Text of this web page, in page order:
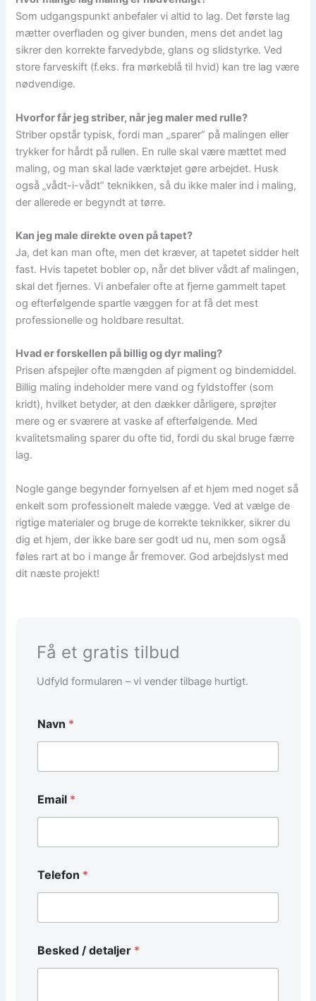
Som udgangspunkt anbefaler vi altid to lag. Det første lag
mætter overfladen og giver bunden, mens det andet lag
sikrer den korrekte farvedybde, glans og slidstyrke. Ved
store farveskift (f.eks. fra mørkeblå til hvid) kan tre lag være
nødvendige.
Hvorfor får jeg striber, når jeg maler med rulle?
Striber opstår typisk, fordi man „sparer” på malingen eller
trykker for hårdt på rullen. En rulle skal være mættet med
maling, og man skal lade værktøjet gøre arbejdet. Husk
også „vådt-i-vådt” teknikken, så du ikke maler ind i maling,
der allerede er begyndt at tørre.
Kan jeg male direkte oven på tapet?
Ja, det kan man ofte, men det kræver, at tapetet sidder helt
fast. Hvis tapetet bobler op, når det bliver vådt af malingen,
skal det fjernes. Vi anbefaler ofte at fjerne gammelt tapet
og efterfølgende spartle væggen for at få det mest
professionelle og holdbare resultat.
Hvad er forskellen på billig og dyr maling?
Prisen afspejler ofte mængden af pigment og bindemiddel.
Billig maling indeholder mere vand og fyldstoffer (som
kridt), hvilket betyder, at den dækker dårligere, sprøjter
mere og er sværere at vaske af efterfølgende. Med
kvalitetsmaling sparer du ofte tid, fordi du skal bruge færre
lag.
Nogle gange begynder fornyelsen af et hjem med noget så
enkelt som professionelt malede vægge. Ved at vælge de
rigtige materialer og bruge de korrekte teknikker, sikrer du
dig et hjem, der ikke bare ser godt ud nu, men som også
føles rart at bo i mange år fremover. God arbejdslyst med
dit næste projekt!
Få et gratis tilbud
Udfyld formularen – vi vender tilbage hurtigt.
*
/
Navn *
Email *
Telefon *
Besked / detaljer *